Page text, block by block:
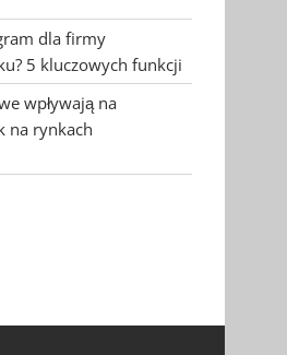
dla firmy
5 kluczowych funkcji
wpływają na
na rynkach